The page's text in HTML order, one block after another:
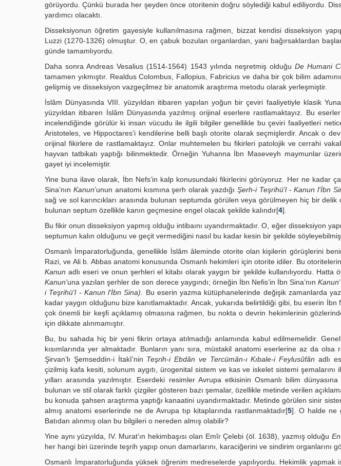
görüyordu. Çünkü burada her şeyden önce otoritenin doğru söylediği kabul ediliyordu.
yardımcı olacaktı.
Disseksiyonun öğretim gayesiyle kullanılmasına rağmen, bizzat kendisi disseksiyon
Luzzi (1270-1326) olmuştur. O, en çabuk bozulan organlardan, yani bağırsaklardan
günde tamamlıyordu.
Daha sonra Andreas Vesalius (1514-1564) 1543 yılında neşretmiş olduğuDe Humani
tamamen yıkmıştır. Realdus Colombus, Fallopius, Fabricius ve daha bir çok bilim
gelişmiş ve disseksiyon vazgeçilmez bir anatomik araştırma metodu olarak yerleşmiştir.
İslâm Dünyasında VIII. yüzyıldan itibaren yapılan yoğun bir çeviri faaliyetiyle klasik
yüzyıldan itibaren İslâm Dünyasında yazılmış orijinal eserlere rastlamaktayız. Bu
incelendiğinde görülür ki insan vücudu ile ilgili bilgiler genellikle bu çeviri faaliyetleri
Aristoteles, ve Hippoctares’i kendilerine belli başlı otorite olarak seçmişlerdir. Ancak o
orijinal fikirlere de rastlamaktayız. Onlar muhtemelen bu fikirleri patolojik ve cerrahi
hayvan tatbikatı yaptığı bilinmektedir. Örneğin Yuhanna İbn Maseveyh maymunlar
gayet iyi incelemiştir.
Yine buna ilave olarak, İbn Nefs’in kalp konusundaki fikirlerini görüyoruz. Her ne kadar
Sina’nın Kanun’unun anatomi kısmına şerh olarak yazdığı Şerh-i Teşrihü'l - Kanun l'İbn
sağ ve sol karıncıkları arasında bulunan septumda görülen veya görülmeyen hiç bir delik
bulunan septum özellikle kanın geçmesine engel olacak şekilde kalındır[4].
Bu fikir onun disseksiyon yapmış olduğu intibaını uyandırmaktadır. O, eğer disseksiyon
septumun kalın olduğunu ve geçit vermediğini nasıl bu kadar kesin bir şekilde
Osmanlı İmparatorluğunda, genellikle İslâm âleminde otorite olan kişilerin görüşlerini
Razi, ve Ali b. Abbas anatomi konusunda Osmanlı hekimleri için otorite idiler. Bu
Kanun adlı eseri ve onun şerhleri el kitabı olarak yaygın bir şekilde kullanılıyordu. Hatta
Kanun'una yazılan şerhler de son derece yaygındı; örneğin İbn Nefis’in İbn Sina’nınKanun
i Teşrihü'l - Kanun l'İbn Sina) . Bu eserin yazma kütüphanelerinde değişik zamanlarda
kadar yaygın olduğunu bize kanıtlamaktadır. Ancak, yukarıda belirtildiği gibi, bu eserin İbn
çok önemli bir keşfi açıklamış olmasına rağmen, bu nokta o devrin hekimlerinin
için dikkate alınmamıştır.
Bu, bu sahada hiç bir yeni fikrin ortaya atılmadığı anlamında kabul edilmemelidir.
kısımlarında yer almaktadır. Bunların yanı sıra, müstakil anatomi eserlerine az da
Şirvan’lı Şemseddin-i İtakî’nin Teşrih-i Ebdân ve Tercümân-ı Kıbale-i Feylusûfân adlı
çizilmiş kafa kesiti, solunum aygıtı, ürogenital sistem ve kas ve iskelet sistemi
yılları arasında yazılmıştır. Eserdeki resimler Avrupa etkisinin Osmanlı bilim
bulunan ve stil olarak farklı çizgiler gösteren bazı şemalar, özellikle metinde verilen
bu konuda şahsen araştırma yaptığı kanaatini uyandırmaktadır. Metinde görülen sinir
almış anatomi eserlerinde ne de Avrupa tıp kitaplarında rastlanmaktadır[5]. O halde ne
Batıdan alınmış olan bu bilgileri o nereden almış olabilir?
Yine aynı yüzyılda, IV. Murat’ın hekimbaşısı olan Emîr Çelebi (öl. 1638), yazmış olduğu
her hangi biri üzerinde teşrih yapıp onun damarlarını, karaciğerini ve sindirim organlarını
Osmanlı İmparatorluğunda yüksek öğrenim medreselerde yapılıyordu. Hekimlik